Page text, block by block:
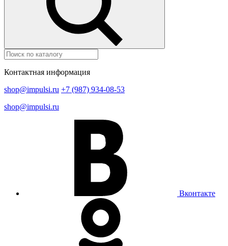
Контактная информация
shop@impulsi.ru +7 (987) 934-08-53
shop@impulsi.ru
Вконтакте